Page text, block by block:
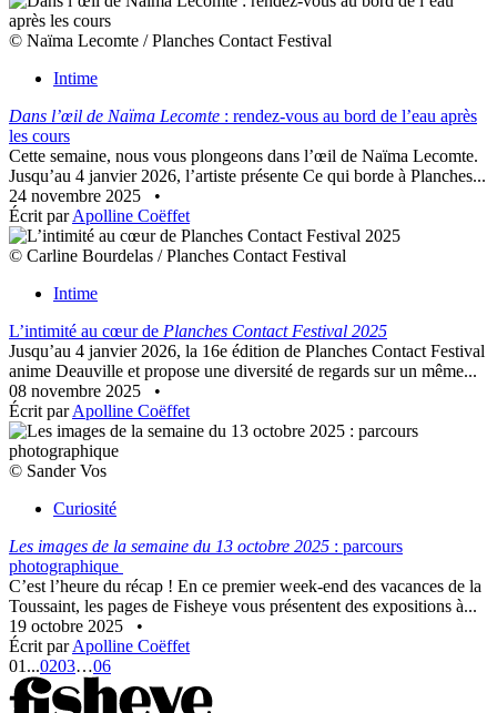
© Naïma Lecomte / Planches Contact Festival
Intime
Dans l’œil de Naïma Lecomte : rendez-vous au bord de l’eau après
les cours
Cette semaine, nous vous plongeons dans l’œil de Naïma Lecomte.
Jusqu’au 4 janvier 2026, l’artiste présente Ce qui borde à Planches...
24 novembre 2025
•
Écrit parApolline Coëffet
© Carline Bourdelas / Planches Contact Festival
Intime
L’intimité au cœur de Planches Contact Festival 2025
Jusqu’au 4 janvier 2026, la 16e édition de Planches Contact Festival
anime Deauville et propose une diversité de regards sur un même...
08 novembre 2025
•
Écrit parApolline Coëffet
© Sander Vos
Curiosité
Les images de la semaine du 13 octobre 2025 : parcours
photographique
C’est l’heure du récap ! En ce premier week-end des vacances de la
Toussaint, les pages de Fisheye vous présentent des expositions à...
19 octobre 2025
•
Écrit parApolline Coëffet
01 ...0203…06